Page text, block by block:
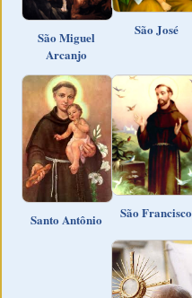
São Miguel
Arcanjo
São José
Santo Antônio São Francisco